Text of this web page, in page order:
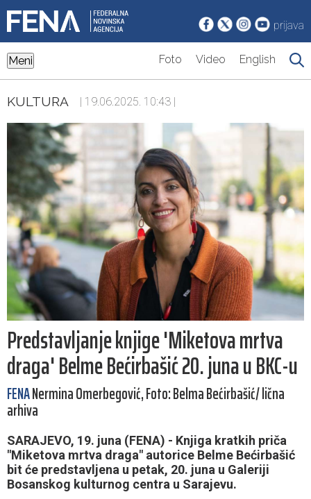
prijava
Meni Foto Video English
KULTURA | 19.06.2025. 10:43 |
Predstavljanje knjige 'Miketova mrtva
draga' Belme Bećirbašić 20. juna u BKC-u
FENANermina Omerbegović, Foto: Belma Bećirbašić/ lična
arhiva
SARAJEVO, 19. juna (FENA) - Knjiga kratkih priča
"Miketova mrtva draga" autorice Belme Bećirbašić
bit će predstavljena u petak, 20. juna u Galeriji
Bosanskog kulturnog centra u Sarajevu.